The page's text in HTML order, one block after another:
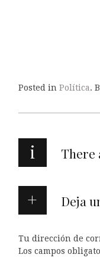
Posted in Política.
i There
Deja
Tu dirección de
Los campos